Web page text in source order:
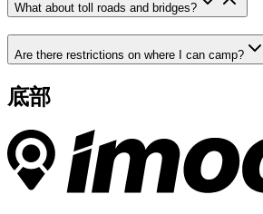
What about toll roads and bridges?
Are there restrictions on where I can camp?
底部